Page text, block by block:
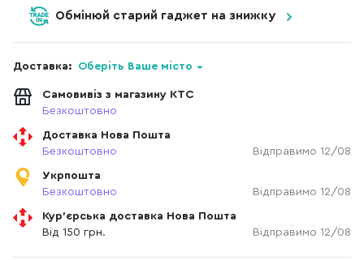
Обмінюй старий гаджет на знижку
Доставка: Оберіть Ваше місто
Самовивіз з магазину КТС
Безкоштовно
Доставка Нова Пошта
Безкоштовно
Відправимо 12/08
Укрпошта
Безкоштовно
Відправимо 12/08
Кур'єрська доставка Нова Пошта
Від 150 грн.
Відправимо 12/08